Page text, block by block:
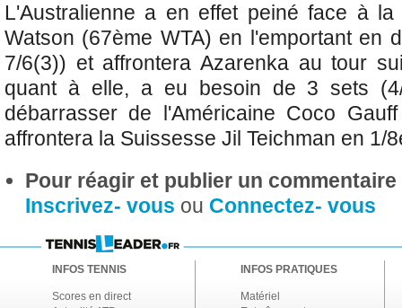
L'Australienne a en effet peiné face à la
Watson (67ème WTA) en l'emportant en
7/6(3)) et affrontera Azarenka au tour
quant à elle, a eu besoin de 3 sets
débarrasser de l'Américaine Coco
affrontera la Suissesse Jil Teichman en 1/
Pour réagir et publier un
Inscrivez- vous ou Connectez- vous
INFOS TENNIS
Scores en direct
INFOS PRATIQUES
Matériel